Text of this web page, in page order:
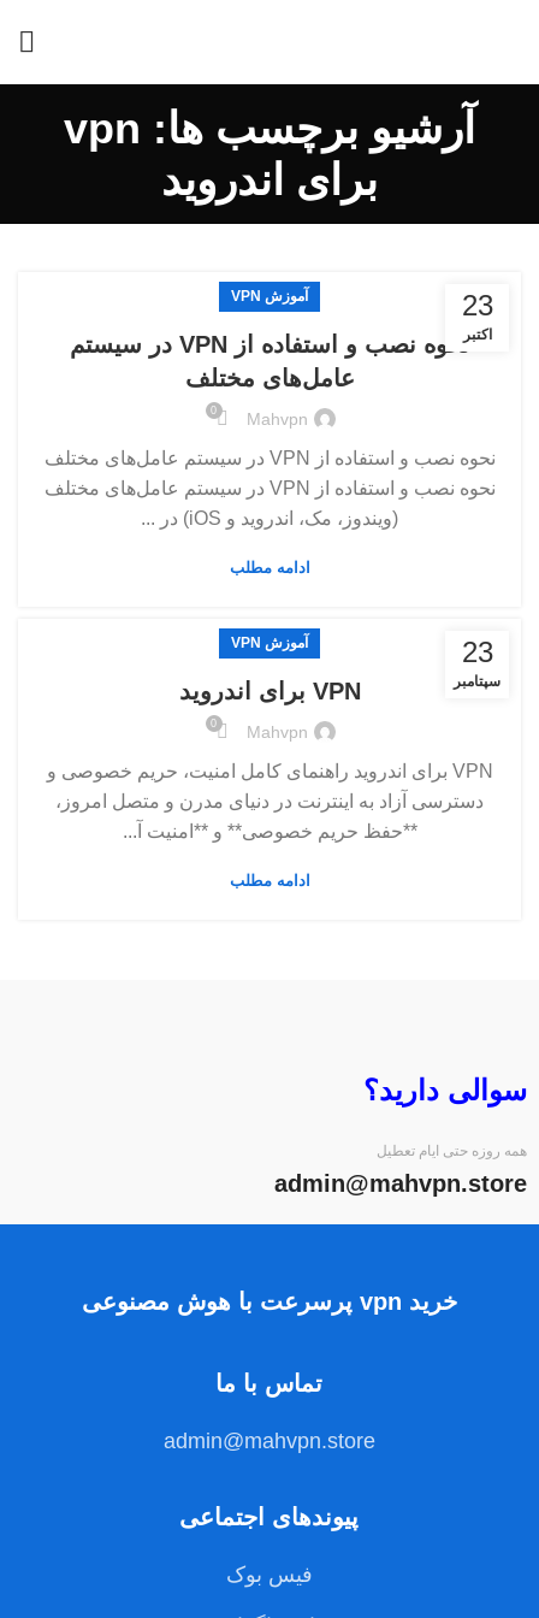
آرشیو برچسب ها: vpn
برای اندروید
23
اکتبر
آموزش VPN
نحوه نصب و استفاده از VPN در سیستم
عامل‌های مختلف
Mahvpn
0
نحوه نصب و استفاده از VPN در سیستم عامل‌های مختلف
نحوه نصب و استفاده از VPN در سیستم عامل‌های مختلف
(ویندوز، مک، اندروید و iOS) در ...
ادامه مطلب
23
سپتامبر
آموزش VPN
VPN برای اندروید
Mahvpn
0
VPN برای اندروید راهنمای کامل امنیت، حریم خصوصی و
دسترسی آزاد به اینترنت در دنیای مدرن و متصل امروز،
**حفظ حریم خصوصی** و **امنیت آ...
ادامه مطلب
سوالی دارید؟
همه روزه حتی ایام تعطیل
admin@mahvpn.store
خرید vpn پرسرعت با هوش مصنوعی
تماس با ما
admin@mahvpn.store
پیوندهای اجتماعی
فیس بوک